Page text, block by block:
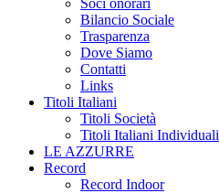
Soci onorari
Bilancio Sociale
Trasparenza
Dove Siamo
Contatti
Links
Titoli Italiani
Titoli Società
Titoli Italiani Individuali
LE AZZURRE
Record
Record Indoor